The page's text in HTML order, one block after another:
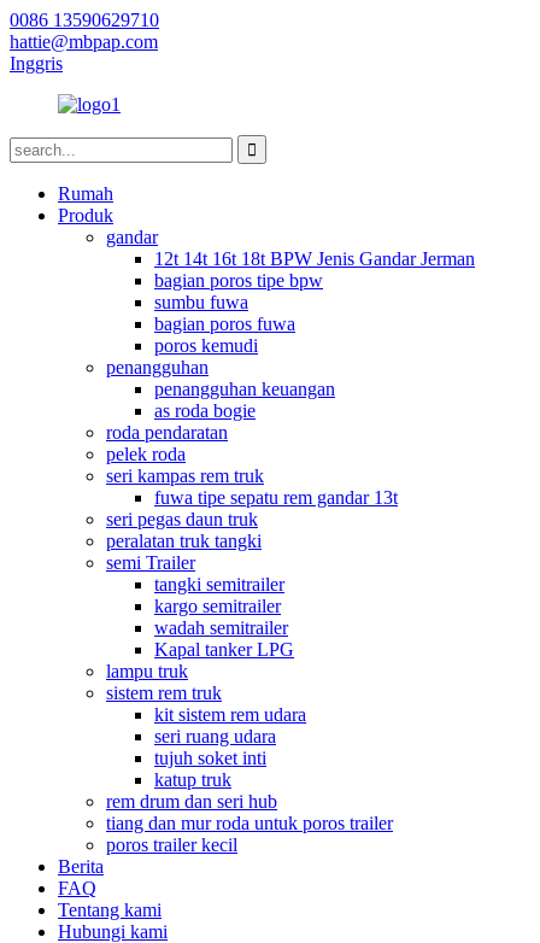
0086 13590629710
hattie@mbpap.com
Inggris
Rumah
Produk
gandar
12t 14t 16t 18t BPW Jenis Gandar Jerman
bagian poros tipe bpw
sumbu fuwa
bagian poros fuwa
poros kemudi
penangguhan
penangguhan keuangan
as roda bogie
roda pendaratan
pelek roda
seri kampas rem truk
fuwa tipe sepatu rem gandar 13t
seri pegas daun truk
peralatan truk tangki
semi Trailer
tangki semitrailer
kargo semitrailer
wadah semitrailer
Kapal tanker LPG
lampu truk
sistem rem truk
kit sistem rem udara
seri ruang udara
tujuh soket inti
katup truk
rem drum dan seri hub
tiang dan mur roda untuk poros trailer
poros trailer kecil
Berita
FAQ
Tentang kami
Hubungi kami